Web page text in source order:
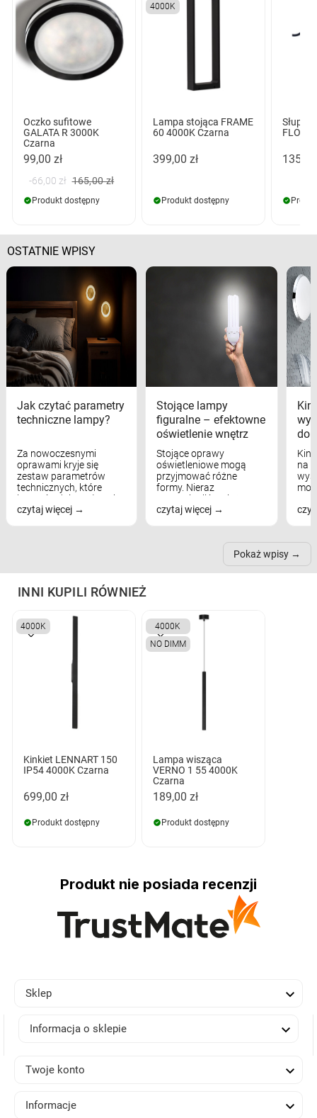
Oczko sufitowe
GALATA R 3000K
Czarna
99,00 zł
-66,00 zł 165,00 zł
Produkt dostępny
4000K
Lampa stojąca FRAME
60 4000K Czarna
399,00 zł
Produkt dostępny
FLOKI
135,00
OSTATNIE WPISY
Jak czytać parametry
techniczne lampy?
Za nowoczesnymi
oprawami kryje się
zestaw parametrów
technicznych, które
bezpośrednio wpływają
na komfort widzenia,
czytaj więcej
Stojące lampy
figuralne – efektowne
oświetlenie wnętrz
Stojące oprawy
oświetleniowe mogą
przyjmować różne
formy. Nieraz
wspominaliśmy już
modele na łukowych
nich może przydać się w
czytaj więcej
na
Pokaż wpisy
INNI KUPILI RÓWNIEŻ
4000K
Kinkiet LENNART 150
IP54 4000K Czarna
699,00 zł
Produkt dostępny
4000K
NO DIMM
Lampa wisząca
VERNO 1 55 4000K
Czarna
189,00 zł
Produkt dostępny
Produkt nie posiada recenzji
Sklep 
Informacja o sklepie 
Twoje konto 
Informacje 